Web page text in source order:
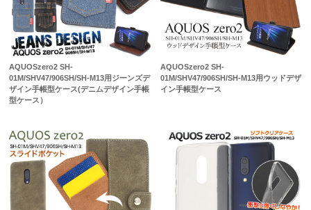
AQUOSzero2 SH-
01M/SHV47/906SH/SH-M13用ジーンズデ
ザイン手帳型ケース(デニムデザイン手帳
型ケース）
AQUOSzero2 SH-
01M/SHV47/906SH/SH-M13用ウッドデザ
イン手帳型ケース